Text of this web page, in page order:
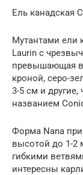
Ель канадская
Мутантами ели
Laurin с
превышающая в
кроной, серо-
3-5 см и
названием
Форма Nana
высотой до 1-
гибкими
интересны